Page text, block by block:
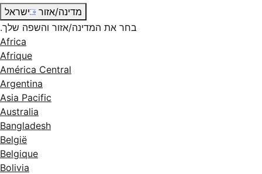
מדינה/אזור
ישראל
בחר את המדינה/אזור והשפה שלך.
Africa
Afrique
América Central
Argentina
Asia Pacific
Australia
Bangladesh
België
Belgique
Bolivia